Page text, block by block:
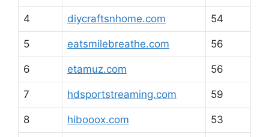
4 diycraftsnhome.com 54
5 eatsmilebreathe.com 56
6 etamuz.com 56
7 hdsportstreaming.com 59
8 hibooox.com 53